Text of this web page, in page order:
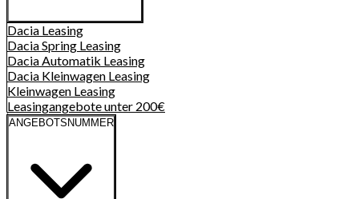
Dacia Leasing
Dacia Spring Leasing
Dacia Automatik Leasing
Dacia Kleinwagen Leasing
Kleinwagen Leasing
Leasingangebote unter 200€
ANGEBOTSNUMMER